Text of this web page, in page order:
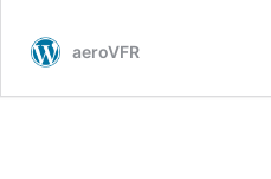
aeroVFR